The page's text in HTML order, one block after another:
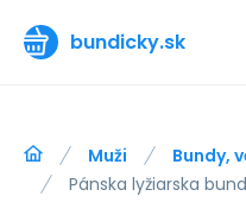
bundicky.sk
Muži Bundy,
Pánska lyžiarska